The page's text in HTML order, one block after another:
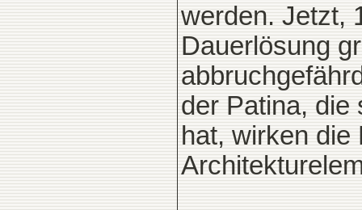
werden. Jetzt,
Dauerlösung
der Patina, die
hat, wirken